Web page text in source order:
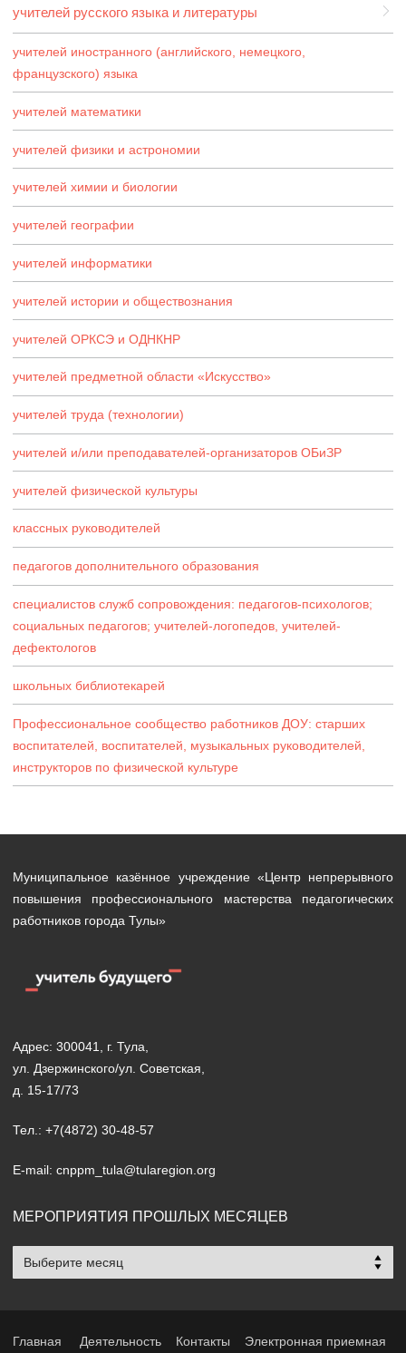
учителей русского языка и литературы
учителей иностранного (английского, немецкого,
французского) языка
учителей математики
учителей физики и астрономии
учителей химии и биологии
учителей географии
учителей информатики
учителей истории и обществознания
учителей ОРКСЭ и ОДНКНР
учителей предметной области «Искусство»
учителей труда (технологии)
учителей и/или преподавателей-организаторов ОБиЗР
учителей физической культуры
классных руководителей
педагогов дополнительного образования
специалистов служб сопровождения: педагогов-психологов;
социальных педагогов; учителей-логопедов, учителей-
дефектологов
школьных библиотекарей
Профессиональное сообщество работников ДОУ: старших
воспитателей, воспитателей, музыкальных руководителей,
инструкторов по физической культуре
Муниципальное казённое учреждение «Центр непрерывного
повышения профессионального мастерства педагогических
работников города Тулы»
Адрес: 300041, г. Тула,
ул. Дзержинского/ул. Советская,
д. 15-17/73
Тел.: +7(4872) 30-48-57
E-mail: cnppm_tula@tularegion.org
МЕРОПРИЯТИЯ ПРОШЛЫХ МЕСЯЦЕВ
Мероприятия
прошлых
Главная Деятельность Контакты Электронная приемная